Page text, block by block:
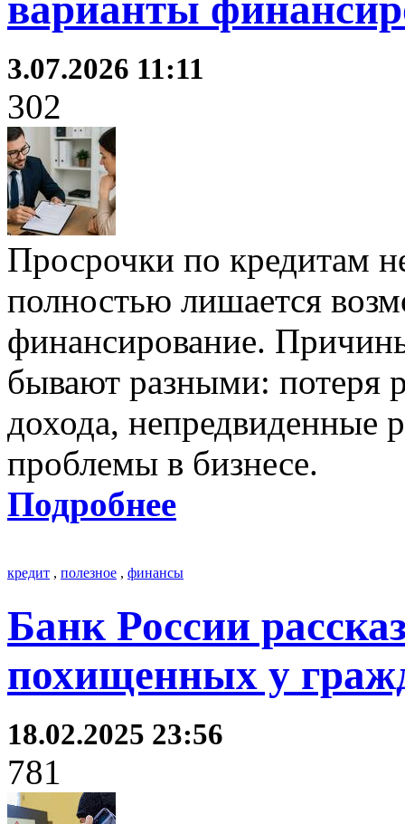
3.07.2026 11:11
302
Просрочки по кредитам
полностью лишается
финансирование.
бывают разными: потеря
дохода, непредвиденные
проблемы в бизнесе.
Подробнее
кредит , полезное , финансы
Банк России
похищенных у
18.02.2025 23:56
781